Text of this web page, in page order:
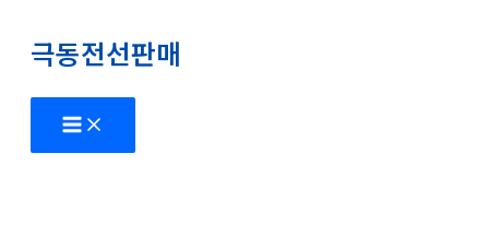
극동전선판매
Main
Menu